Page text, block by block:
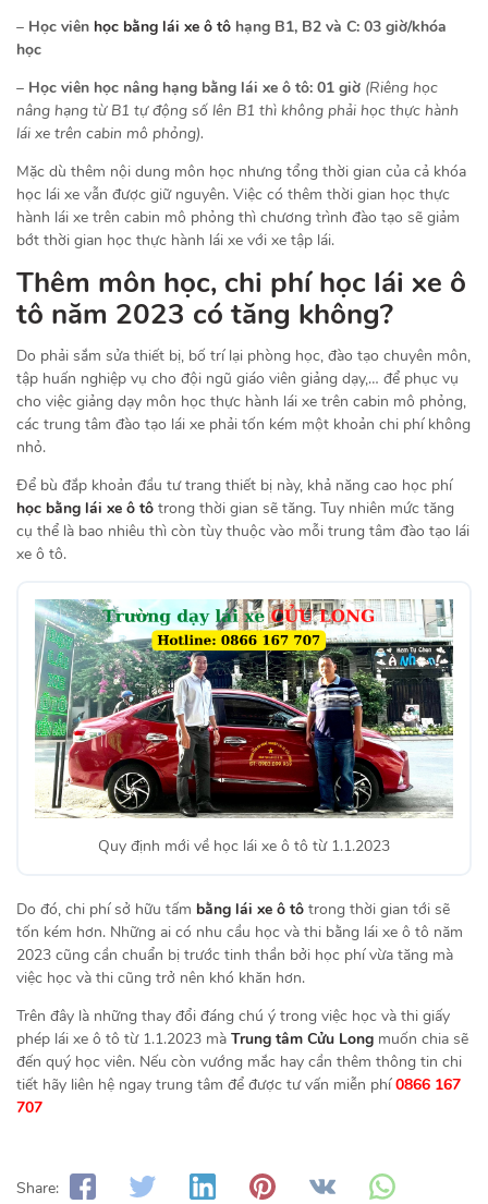
– Học viên học bằng lái xe ô tô hạng B1, B2 và C: 03 giờ/khóa
học
– Học viên học nâng hạng bằng lái xe ô tô: 01 giờ (Riêng học
nâng hạng từ B1 tự động số lên B1 thì không phải học thực hành
lái xe trên cabin mô phỏng).
Mặc dù thêm nội dung môn học nhưng tổng thời gian của cả khóa
học lái xe vẫn được giữ nguyên. Việc có thêm thời gian học thực
hành lái xe trên cabin mô phỏng thì chương trình đào tạo sẽ giảm
bớt thời gian học thực hành lái xe với xe tập lái.
Thêm môn học, chi phí học lái xe ô
tô năm 2023 có tăng không?
Do phải sắm sửa thiết bị, bố trí lại phòng học, đào tạo chuyên môn,
tập huấn nghiệp vụ cho đội ngũ giáo viên giảng dạy,… để phục vụ
cho việc giảng dạy môn học thực hành lái xe trên cabin mô phỏng,
các trung tâm đào tạo lái xe phải tốn kém một khoản chi phí không
nhỏ.
Để bù đắp khoản đầu tư trang thiết bị này, khả năng cao học phí
học bằng lái xe ô tô trong thời gian sẽ tăng. Tuy nhiên mức tăng
cụ thể là bao nhiêu thì còn tùy thuộc vào mỗi trung tâm đào tạo lái
xe ô tô.
Quy định mới về học lái xe ô tô từ 1.1.2023
Do đó, chi phí sở hữu tấm bằng lái xe ô tô trong thời gian tới sẽ
tốn kém hơn. Những ai có nhu cầu học và thi bằng lái xe ô tô năm
2023 cũng cần chuẩn bị trước tinh thần bởi học phí vừa tăng mà
việc học và thi cũng trở nên khó khăn hơn.
Trên đây là những thay đổi đáng chú ý trong việc học và thi giấy
phép lái xe ô tô từ 1.1.2023 mà Trung tâm Cửu Long muốn chia sẽ
đến quý học viên. Nếu còn vướng mắc hay cần thêm thông tin chi
tiết hãy liên hệ ngay trung tâm để được tư vấn miễn phí0866 167
707
Share: